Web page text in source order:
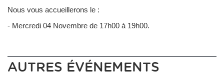
Nous vous accueillerons le :
- Mercredi 04 Novembre de 17h00 à 19h00.
AUTRES ÉVÉNEMENTS